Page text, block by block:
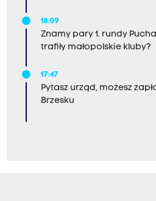
18:09
Znamy pary 1. rundy
trafiły małopolskie kluby?
17:47
Pytasz urząd, możesz
Brzesku